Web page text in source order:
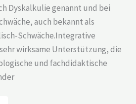
Dyskalkulie genannt und bei
auch bekannt als
Schwäche.Integrative
wirksame Unterstützung, die
und fachdidaktische